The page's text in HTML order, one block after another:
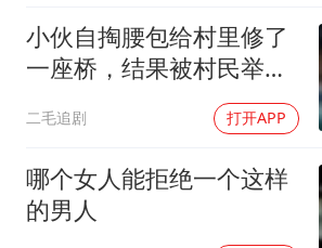
小伙自掏腰包给村里修了
一座桥，结果被村民举报
二毛追剧 打开APP
哪个女人能拒绝一个这样
的男人